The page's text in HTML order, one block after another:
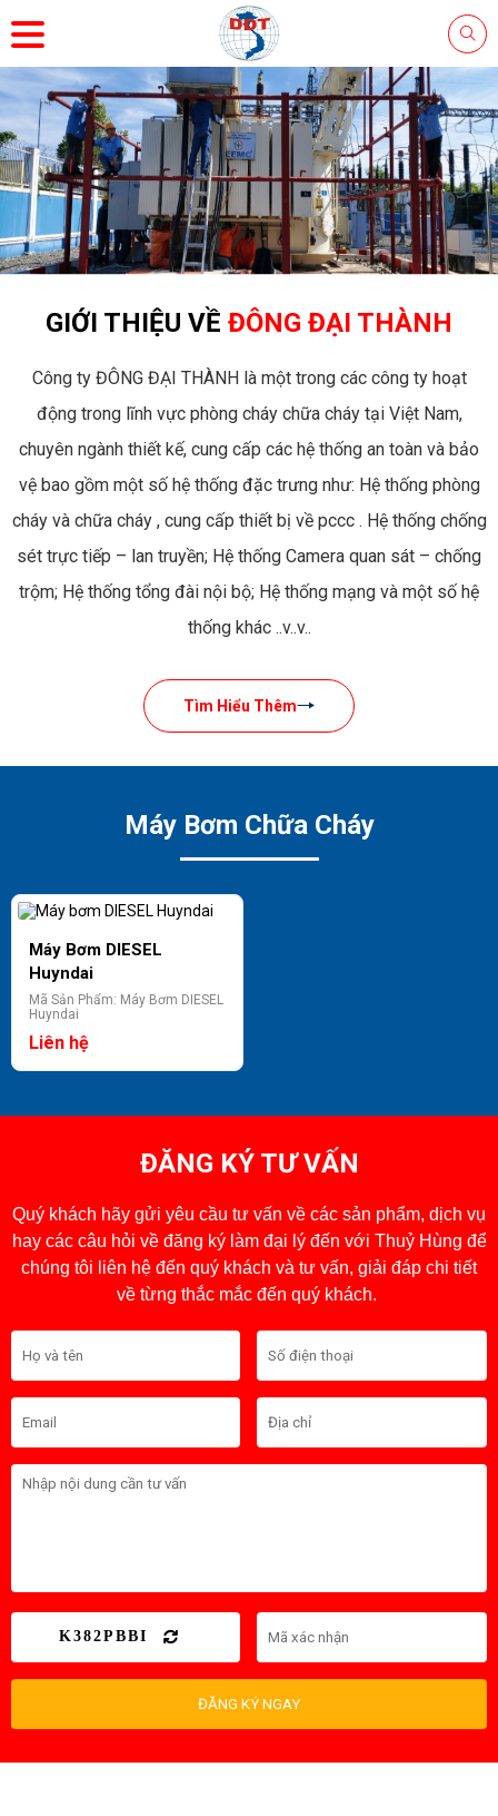
GIỚI THIỆU VỀ ĐÔNG ĐẠI THÀNH
Công ty ĐÔNG ĐẠI THÀNH là một trong các công ty hoạt
động trong lĩnh vực phòng cháy chữa cháy tại Việt Nam,
chuyên ngành thiết kế, cung cấp các hệ thống an toàn và bảo
vệ bao gồm một số hệ thống đặc trưng như: Hệ thống phòng
cháy và chữa cháy , cung cấp thiết bị về pccc . Hệ thống chống
sét trực tiếp – lan truyền; Hệ thống Camera quan sát – chống
trộm; Hệ thống tổng đài nội bộ; Hệ thống mạng và một số hệ
thống khác ..v..v..
Tìm Hiểu Thêm
Máy Bơm Chữa Cháy
Máy Bơm DIESEL
Huyndai
Mã Sản Phẩm: Máy Bơm DIESEL
Huyndai
Liên hệ
ĐĂNG KÝ TƯ VẤN
Quý khách hãy gửi yêu cầu tư vấn về các sản phẩm, dịch vụ
hay các câu hỏi về đăng ký làm đại lý đến với Thuỷ Hùng để
chúng tôi liên hệ đến quý khách và tư vấn, giải đáp chi tiết
về từng thắc mắc đến quý khách.
K382PBBI
ĐĂNG KÝ NGAY